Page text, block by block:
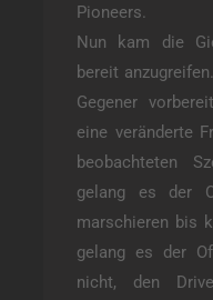
Pioneers.
Nun kam die
bereit
Gegener
eine veränderte
beobachteten
gelang es der
marschieren bis
gelang es der
nicht, den